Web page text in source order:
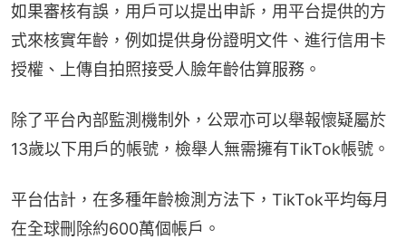
如果審核有誤，用戶可以提出申訴，用平台提供的方
式來核實年齡，例如提供身份證明文件、進行信用卡
授權、上傳自拍照接受人臉年齡估算服務。
除了平台內部監測機制外，公眾亦可以舉報懷疑屬於
13歲以下用戶的帳號，檢舉人無需擁有TikTok帳號。
平台估計，在多種年齡檢測方法下，TikTok平均每月
在全球刪除約600萬個帳戶。